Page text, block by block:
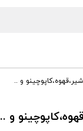
و ..
و ..